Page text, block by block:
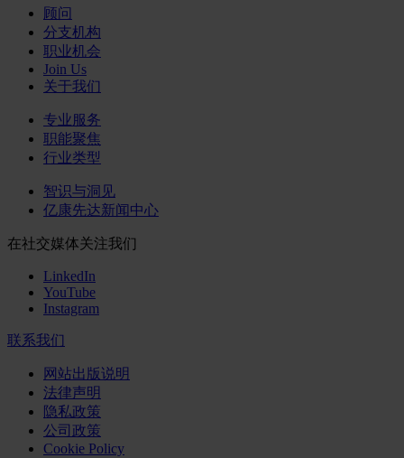
顾问
分支机构
职业机会
Join Us
关于我们
专业服务
职能聚焦
行业类型
智识与洞见
亿康先达新闻中心
在社交媒体关注我们
LinkedIn
YouTube
Instagram
联系我们
网站出版说明
法律声明
隐私政策
公司政策
Cookie Policy